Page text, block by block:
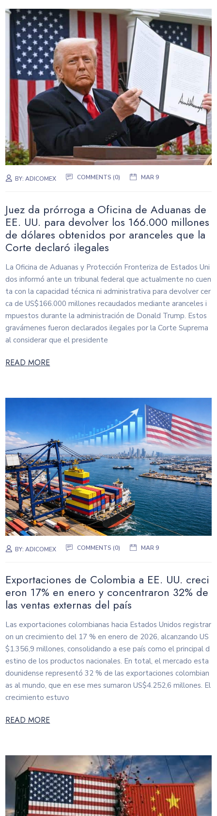
BY:ADICOMEX COMMENTS (0) MAR 9
Juez da prórroga a Oficina de Aduanas de
EE. UU. para devolver los 166.000 millones
de dólares obtenidos por aranceles que la
Corte declaró ilegales
La Oficina de Aduanas y Protección Fronteriza de Estados Uni
dos informó ante un tribunal federal que actualmente no cuen
ta con la capacidad técnica ni administrativa para devolver cer
ca de US$166.000 millones recaudados mediante aranceles i
mpuestos durante la administración de Donald Trump. Estos
gravámenes fueron declarados ilegales por la Corte Suprema
al considerar que el presidente
READ MORE
BY:ADICOMEX COMMENTS (0) MAR 9
Exportaciones de Colombia a EE. UU. creci
eron 17% en enero y concentraron 32% de
las ventas externas del país
Las exportaciones colombianas hacia Estados Unidos registrar
on un crecimiento del 17 % en enero de 2026, alcanzando US
$1.356,9 millones, consolidando a ese país como el principal d
estino de los productos nacionales. En total, el mercado esta
dounidense representó 32 % de las exportaciones colombian
as al mundo, que en ese mes sumaron US$4.252,6 millones. El
crecimiento estuvo
READ MORE